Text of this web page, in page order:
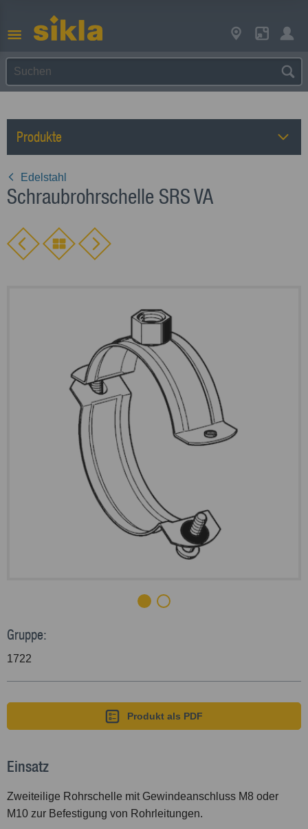
Produkte
Edelstahl
Schraubrohrschelle SRS VA
Gruppe:
1722
Produkt als PDF
Einsatz
Zweiteilige Rohrschelle mit Gewindeanschluss M8 oder
M10 zur Befestigung von Rohrleitungen.